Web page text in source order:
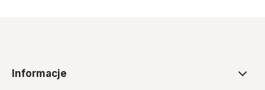
Informacje